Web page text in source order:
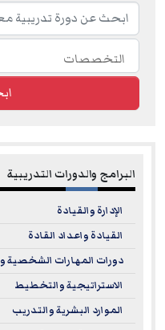
البرامج والدورات التدريبية
الإدارة والقيادة
القيادة واعداد القادة
دورات المهارات الشخصية
الاستراتيجية والتخطيط
الموارد البشرية والتدريب